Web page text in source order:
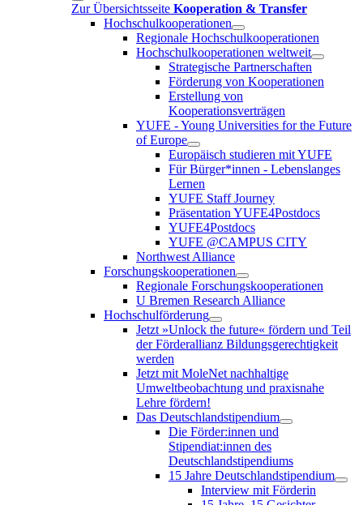
Zur Übersichtsseite Kooperation & Transfer
Hochschulkooperationen
Regionale Hochschulkooperationen
Hochschulkooperationen weltweit
Strategische Partnerschaften
Förderung von Kooperationen
Erstellung von
Kooperationsverträgen
YUFE - Young Universities for the Future
of Europe
Europäisch studieren mit YUFE
Für Bürger*innen - Lebenslanges
Lernen
YUFE Staff Journey
Präsentation YUFE4Postdocs
YUFE4Postdocs
YUFE @CAMPUS CITY
Northwest Alliance
Forschungskooperationen
Regionale Forschungskooperationen
U Bremen Research Alliance
Hochschulförderung
Jetzt »Unlock the future« fördern und Teil
der Förderallianz Bildungsgerechtigkeit
werden
Jetzt mit MoleNet nachhaltige
Umweltbeobachtung und praxisnahe
Lehre fördern!
Das Deutschlandstipendium
Die Förder:innen und
Stipendiat:innen des
Deutschlandstipendiums
15 Jahre Deutschlandstipendium
Interview mit Förderin